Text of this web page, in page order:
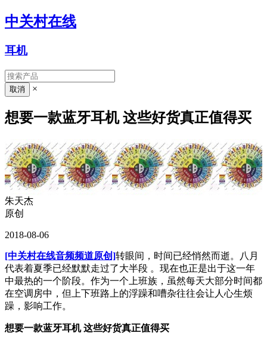
中关村在线
耳机
×
想要一款蓝牙耳机 这些好货真正值得买
朱天杰
原创
2018-08-06
[中关村在线音频频道原创]转眼间，时间已经悄然而逝。八月
代表着夏季已经默默走过了大半段 。现在也正是出于这一年
中最热的一个阶段。作为一个上班族，虽然每天大部分时间都
在空调房中，但上下班路上的浮躁和嘈杂往往会让人心生烦
躁，影响工作。
想要一款蓝牙耳机 这些好货真正值得买